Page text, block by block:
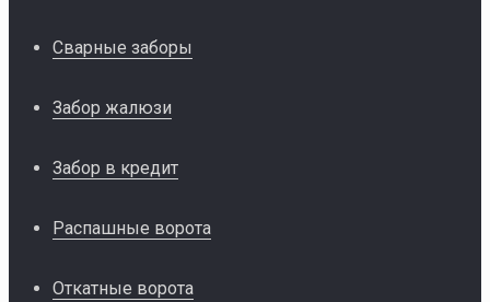
Сварные заборы
Забор жалюзи
Забор в кредит
Распашные ворота
Откатные ворота